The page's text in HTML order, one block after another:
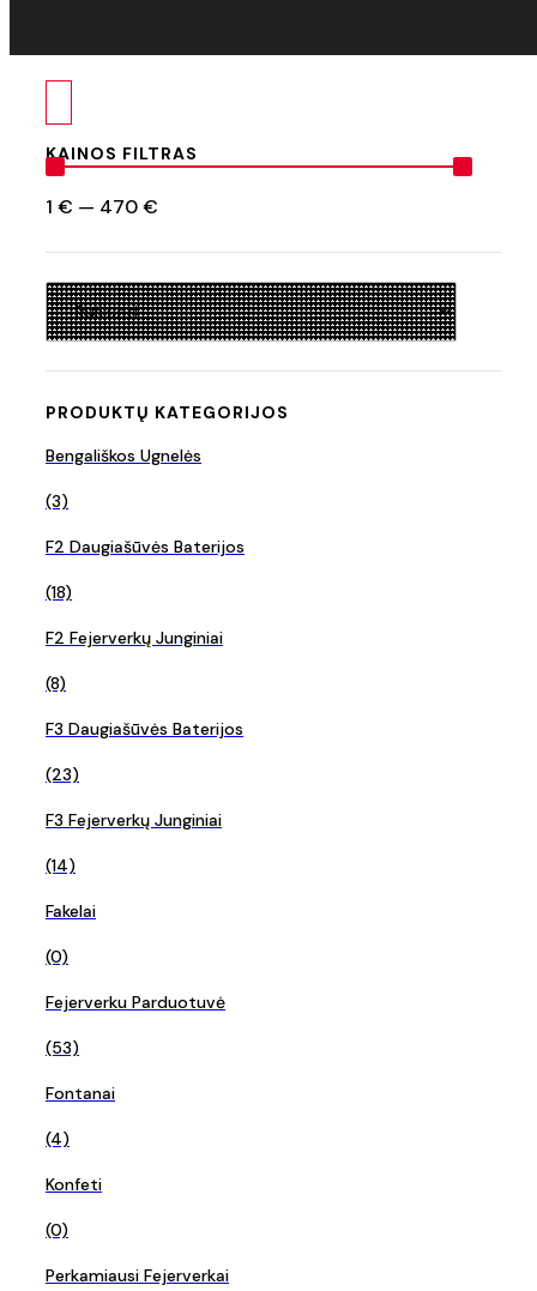
KAINOS FILTRAS
1 € — 470€
PRODUKTŲ KATEGORIJOS
Bengališkos Ugnelės
(3)
F2 Daugiašūvės Baterijos
(18)
F2 Fejerverkų Junginiai
(8)
F3 Daugiašūvės Baterijos
(23)
F3 Fejerverkų Junginiai
(14)
Fakelai
(0)
Fejerverku Parduotuvė
(53)
Fontanai
(4)
Konfeti
(0)
Perkamiausi Fejerverkai